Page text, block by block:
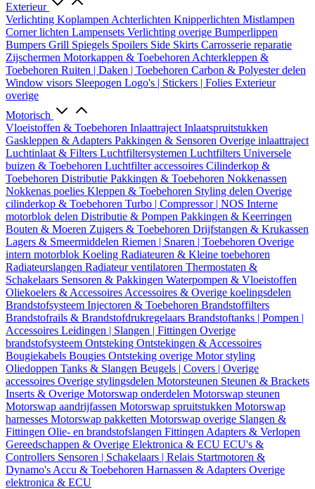
Exterieur
Verlichting Koplampen Achterlichten Knipperlichten Mistlampen
Corner lichten Lampensets Verlichting overige Bumperlippen
Bumpers Grill Spiegels Spoilers Side Skirts Carrosserie reparatie
Zijschermen Motorkappen & Toebehoren Achterkleppen &
Toebehoren Ruiten | Daken | Toebehoren Carbon & Polyester delen
Window visors Sleepogen Logo's | Stickers | Folies Exterieur
overige
Motorisch
Vloeistoffen & Toebehoren Inlaattraject Inlaatspruitstukken
Gaskleppen & Adapters Pakkingen & Sensoren Overige inlaattraject
Luchtinlaat & Filters Luchtfiltersystemen Luchtfilters Universele
buizen & Toebehoren Luchtfilter accessoires Cilinderkop &
Toebehoren Distributie Pakkingen & Toebehoren Nokkenassen
Nokkenas poelies Kleppen & Toebehoren Styling delen Overige
cilinderkop & Toebehoren Turbo | Compressor | NOS Interne
motorblok delen Distributie & Pompen Pakkingen & Keerringen
Bouten & Moeren Zuigers & Toebehoren Drijfstangen & Krukassen
Lagers & Smeermiddelen Riemen | Snaren | Toebehoren Overige
intern motorblok Koeling Radiateuren & Kleine toebehoren
Radiateurslangen Radiateur ventilatoren Thermostaten &
Schakelaars Sensoren & Pakkingen Waterpompen & Vloeistoffen
Oliekoelers & Accessoires Accessoires & Overige koelingsdelen
Brandstofsysteem Injectoren & Toebehoren Brandstoffilters
Brandstofrails & Brandstofdrukregelaars Brandstoftanks | Pompen |
Accessoires Leidingen | Slangen | Fittingen Overige
brandstofsysteem Ontsteking Ontstekingen & Accessoires
Bougiekabels Bougies Ontsteking overige Motor styling
Oliedoppen Tanks & Slangen Beugels | Covers | Overige
accessoires Overige stylingsdelen Motorsteunen Steunen & Brackets
Inserts & Overige Motorswap onderdelen Motorswap steunen
Motorswap aandrijfassen Motorswap spruitstukken Motorswap
harnesses Motorswap pakketten Motorswap overige Slangen &
Fittingen Olie- en brandstofslangen Fittingen Adapters & Verlopen
Gereedschappen & Overige Elektronica & ECU ECU's &
Controllers Sensoren | Schakelaars | Relais Startmotoren &
Dynamo's Accu & Toebehoren Harnassen & Adapters Overige
elektronica & ECU